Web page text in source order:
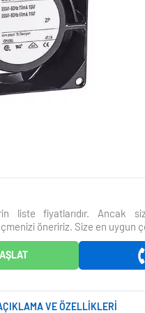
liste fiyatlarıdır. Ancak
öneririz. Size en uygun
VE ÖZELLIKLERI